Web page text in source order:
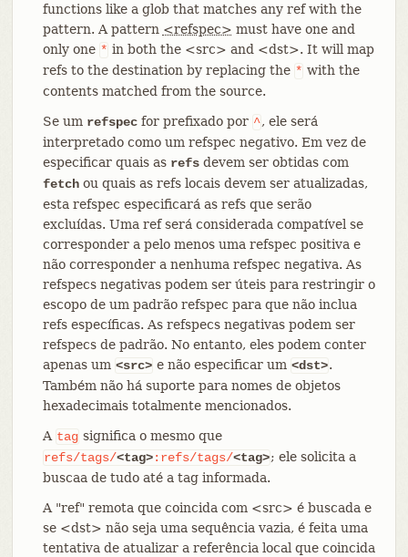
functions like a glob that matches any ref with the
pattern. A pattern <refspec> must have one and
only one * in both the <src> and <dst>. It will map
refs to the destination by replacing the * with the
contents matched from the source.
Se um refspecfor prefixado por ^, ele será
interpretado como um refspec negativo. Em vez de
especificar quais as refsdevem ser obtidas com
fetchou quais as refs locais devem ser atualizadas,
esta refspec especificará as refs que serão
excluídas. Uma ref será considerada compatível se
corresponder a pelo menos uma refspec positiva e
não corresponder a nenhuma refspec negativa. As
refspecs negativas podem ser úteis para restringir o
escopo de um padrão refspec para que não inclua
refs específicas. As refspecs negativas podem ser
refspecs de padrão. No entanto, eles podem conter
apenas um <src> e não especificar um <dst>.
Também não há suporte para nomes de objetos
hexadecimais totalmente mencionados.
A tag significa o mesmo que
refs/tags/<tag>:refs/tags/<tag>; ele solicita a
buscaa de tudo até a tag informada.
A "ref" remota que coincida com <src> é buscada e
se <dst> não seja uma sequência vazia, é feita uma
tentativa de atualizar a referência local que coincida